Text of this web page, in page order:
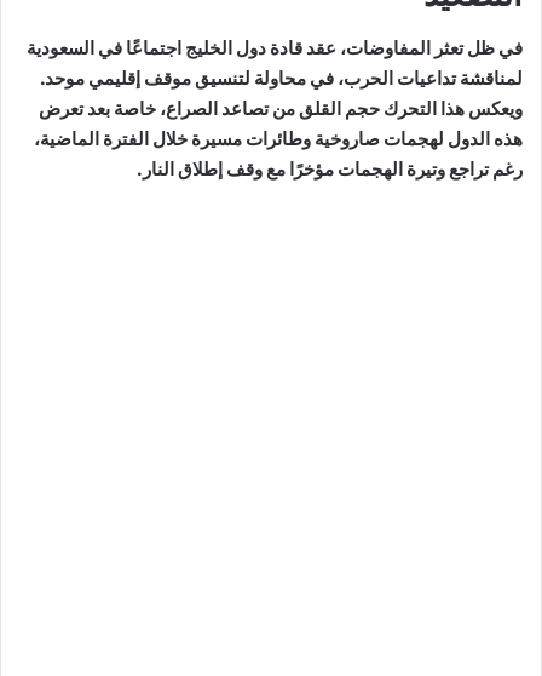
في ظل تعثر المفاوضات، عقد قادة دول الخليج اجتماعًا في السعودية
لمناقشة تداعيات الحرب، في محاولة لتنسيق موقف إقليمي موحد.
ويعكس هذا التحرك حجم القلق من تصاعد الصراع، خاصة بعد تعرض
هذه الدول لهجمات صاروخية وطائرات مسيرة خلال الفترة الماضية،
رغم تراجع وتيرة الهجمات مؤخرًا مع وقف إطلاق النار.